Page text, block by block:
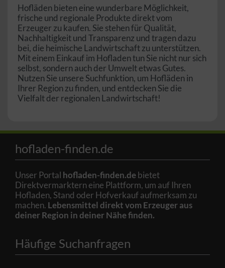
Hofläden bieten eine wunderbare Möglichkeit,
frische und regionale Produkte direkt vom
Erzeuger zu kaufen. Sie stehen für Qualität,
Nachhaltigkeit und Transparenz und tragen dazu
bei, die heimische Landwirtschaft zu unterstützen.
Mit einem Einkauf im Hofladen tun Sie nicht nur sich
selbst, sondern auch der Umwelt etwas Gutes.
Nutzen Sie unsere Suchfunktion, um Hofläden in
Ihrer Region zu finden, und entdecken Sie die
Vielfalt der regionalen Landwirtschaft!
hofladen-finden.de
Unser Portal hofladen-finden.debietet
Direktvermarktern eine Plattform, um auf Ihren
Hofladen, Stand oder Hofverkauf aufmerksam zu
machen. Lebensmittel direkt vom Erzeuger aus
deiner Region in deiner Nähe finden.
Häufige Suchanfragen